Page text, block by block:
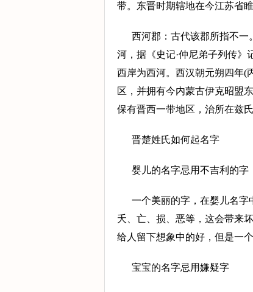
带。东晋时期辖地在今江苏省
西河郡：古代该郡所指不
河，据《史记·仲尼弟子列传》
西岸为西河。西汉朝元朔四年(
区，并拥有今内蒙古伊克昭盟
保有晋西一带地区，治所在兹
晋楚姓氏如何起名字
婴儿的名字忌用不吉利的字
一个美丽的字，在婴儿名字
夭、亡、损、恶等，这会带来
给人留下想象中的好，但是一
宝宝的名字忌用嫌疑字